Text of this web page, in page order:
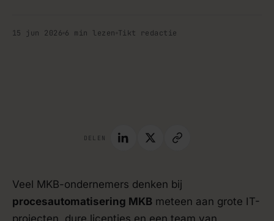
15 jun 2026 6 min lezen Tikt redactie
DELEN
Veel MKB-ondernemers denken bij
procesautomatisering MKB meteen aan grote IT-
projecten, dure licenties en een team van